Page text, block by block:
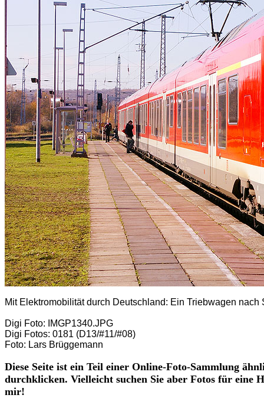
Mit Elektromobilität durch Deutschland: Ein Triebwagen nach
Digi Foto: IMGP1340.JPG
Digi Fotos: 0181 (D13/#11/#08)
Foto: Lars Brüggemann
Diese Seite ist ein Teil einer Online-Foto-Sammlung
durchklicken. Vielleicht suchen Sie aber Fotos für eine
mir!